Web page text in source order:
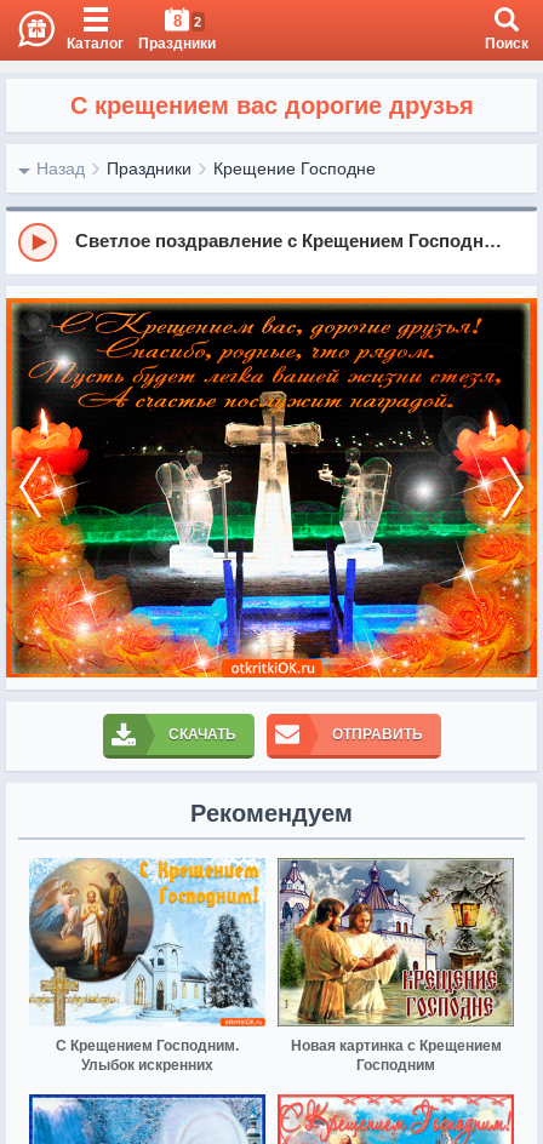
Каталог
8 2
Праздники Поиск
С крещением вас дорогие друзья
Назад Праздники Крещение Господне
Светлое поздравление с Крещением Господним!
СКАЧАТЬ ОТПРАВИТЬ
Рекомендуем
С Крещением Господним.
Улыбок искренних
Новая картинка с Крещением
Господним